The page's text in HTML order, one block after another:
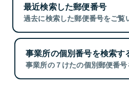
最近検索した郵便番号
過去に検索した郵便番号をご覧
事業所の個別番号を検索す
事業所の７けたの個別郵便番号